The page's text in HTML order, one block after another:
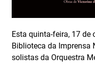
Esta quinta-feira, 17 de
Biblioteca da Imprensa
solistas da Orquestra